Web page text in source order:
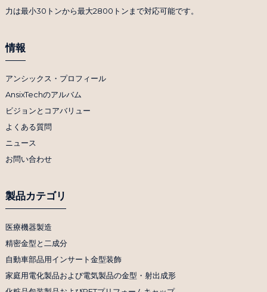
力は最小30トンから最大2800トンまで対応可能です。
情報
アンシックス・プロフィール
AnsixTechのアルバム
ビジョンとコアバリュー
よくある質問
ニュース
お問い合わせ
製品カテゴリ
医療機器製造
精密金型と二成分
自動車部品用インサート金型装飾
家庭用電化製品および電気製品の金型・射出成形